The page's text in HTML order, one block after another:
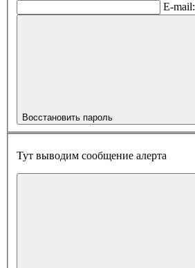
E-mail:
Восстановить пароль
Тут выводим сообщение алерта